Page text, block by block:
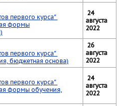
первого курса"
формы
24
августа
2022
первого курса"
бюджетная основа)
26
августа
2022
первого курса"
формы обучения,
24
августа
2022